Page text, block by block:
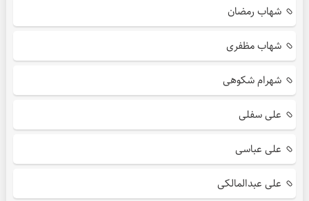
شهاب رمضان
شهاب مظفری
شهرام شکوهی
علی سفلی
علی عباسی
علی عبدالمالکی